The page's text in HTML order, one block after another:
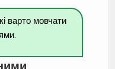
варто мовчати